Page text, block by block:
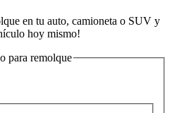
en tu auto, camioneta o SUV y
hoy mismo!
para remolque